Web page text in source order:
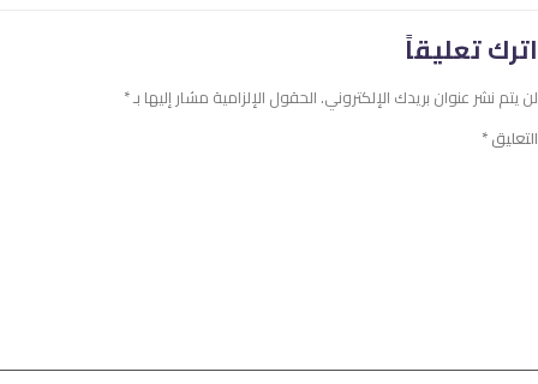
اترك تعليقاً
لن يتم نشر عنوان بريدك الإلكتروني. الحقول الإلزامية مشار إليها بـ*
التعليق*